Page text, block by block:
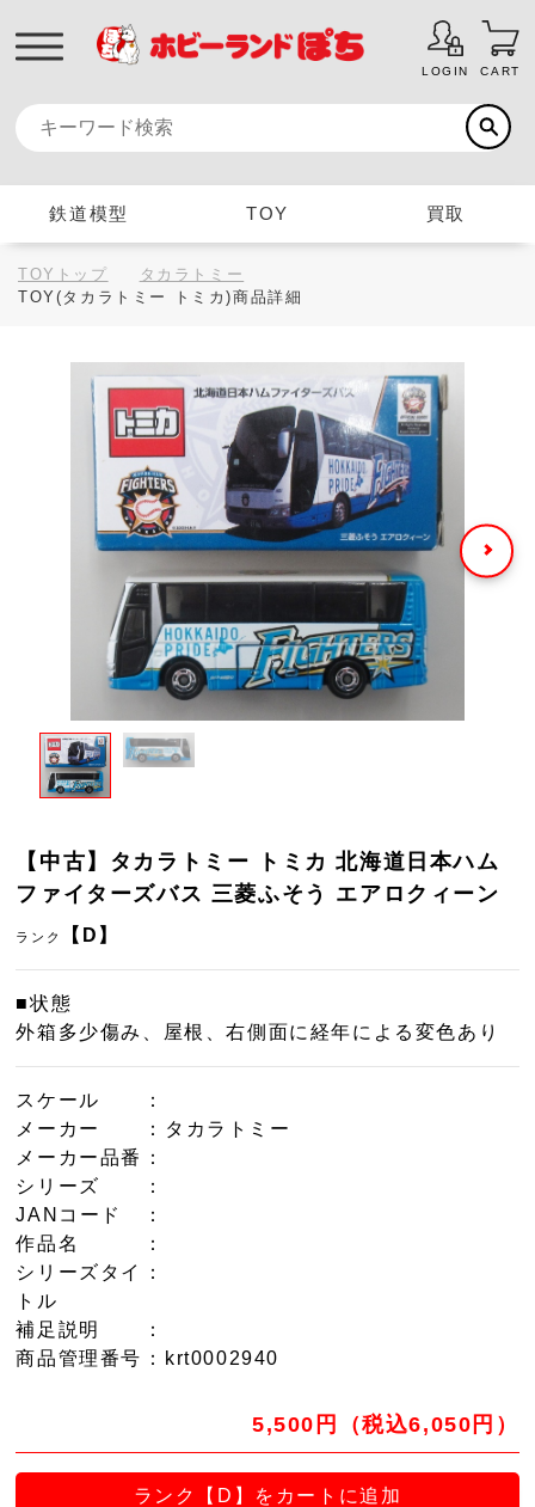
LOGIN CART
鉄道模型 TOY 買取
TOYトップ
タカラトミー
TOY(タカラトミー トミカ)商品詳細
【中古】タカラトミー トミカ 北海道日本ハム
ファイターズバス 三菱ふそう エアロクィーン
ランク 【D】
■状態
外箱多少傷み、屋根、右側面に経年による変色あり
スケール
：
メーカー
：タカラトミー
メーカー品番
：
シリーズ
：
JANコード
：
作品名
：
シリーズタイ
トル
：
補足説明
：
商品管理番号 ：krt0002940
5,500円（税込6,050円）
ランク【D】をカートに追加